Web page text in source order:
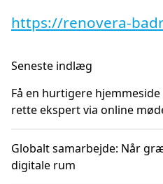
https://renovera-
Seneste indlæg
Få en hurtigere
rette ekspert via online
Globalt samarbejde: Når
digitale rum